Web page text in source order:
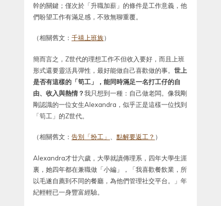
幹的關鍵；僅次於「升職加薪」的條件是工作意義，他
們盼望工作有滿足感，不致無聊重覆。
（相關舊文： 千禧上班族）
簡而言之，Z世代的理想工作不但收入要好，而且上班
形式還要靈活具彈性，最好能做自己喜歡做的事。 世上
是否有這樣的「筍工」，能同時滿足一名打工仔的自
由、收入與熱情？我只想到一種：自己做老闆。像我剛
剛認識的一位女生Alexandra，似乎正是這樣一位找到
「筍工」的Z世代。
（相關舊文： 告別「扮工」 、 點解要返工？ ）
Alexandra才廿六歲，大學就讀傳理系，四年大學生涯
裏，她四年都在兼職做「小編」，「我喜歡餐飲業，所
以毛遂自薦到不同的餐廳，為他們管理社交平台。」年
紀輕輕已一身豐富經驗。